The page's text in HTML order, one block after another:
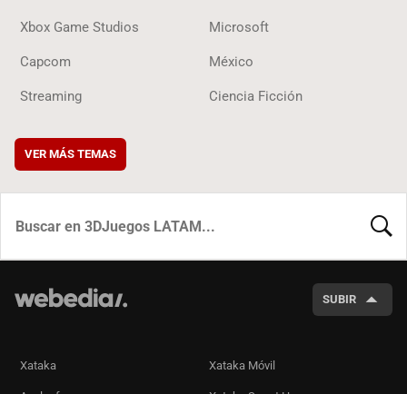
Xbox Game Studios Microsoft
Capcom México
Streaming Ciencia Ficción
VER MÁS TEMAS
SUBIR
Xataka Xataka Móvil